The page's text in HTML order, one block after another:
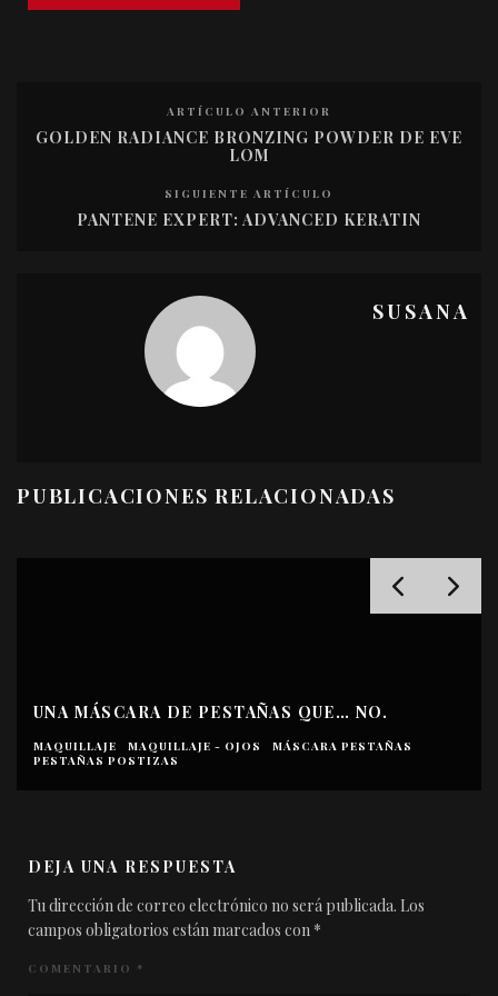
ARTÍCULO ANTERIOR
GOLDEN RADIANCE BRONZING POWDER DE EVE
LOM
SIGUIENTE ARTÍCULO
PANTENE EXPERT: ADVANCED KERATIN
SUSANA
PUBLICACIONES RELACIONADAS
UNA MÁSCARA DE PESTAÑAS QUE… NO.
MAQUILLAJE MAQUILLAJE - OJOS
MÁSCARA PESTAÑAS
PESTAÑAS POSTIZAS
DEJA UNA RESPUESTA
Tu dirección de correo electrónico no será publicada. Los
campos obligatorios están marcados con *
COMENTARIO *